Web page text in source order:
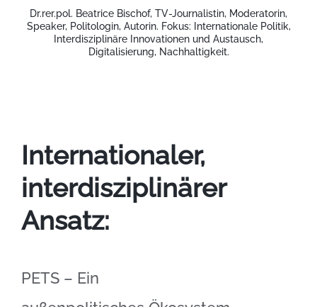
Dr.rer.pol. Beatrice Bischof, TV-Journalistin, Moderatorin,
Speaker, Politologin, Autorin. Fokus: Internationale Politik,
Interdisziplinäre Innovationen und Austausch,
Digitalisierung, Nachhaltigkeit.
Internationaler,
interdisziplinärer
Ansatz:
PETS – Ein